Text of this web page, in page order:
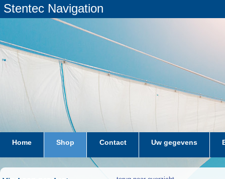
Stentec Navigation
Home Shop Contact Uw gegevens